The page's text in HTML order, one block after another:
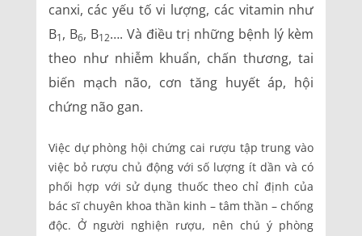
canxi, các yếu tố vi lượng, các vitamin như
B1, B6, B12…. Và điều trị những bệnh lý kèm
theo như nhiễm khuẩn, chấn thương, tai
biến mạch não, cơn tăng huyết áp, hội
chứng não gan.
Việc dự phòng hội chứng cai rượu tập trung vào
việc bỏ rượu chủ động với số lượng ít dần và có
phối hợp với sử dụng thuốc theo chỉ định của
bác sĩ chuyên khoa thần kinh – tâm thần – chống
độc. Ở người nghiện rượu, nên chú ý phòng